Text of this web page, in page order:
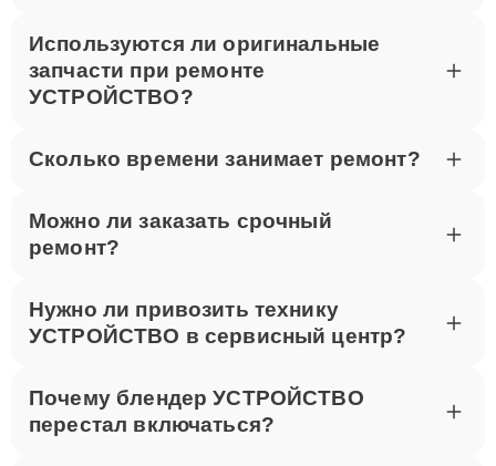
Используются ли оригинальные
запчасти при ремонте
УСТРОЙСТВО?
Сколько времени занимает ремонт?
Можно ли заказать срочный
ремонт?
Нужно ли привозить технику
УСТРОЙСТВО в сервисный центр?
Почему блендер УСТРОЙСТВО
перестал включаться?